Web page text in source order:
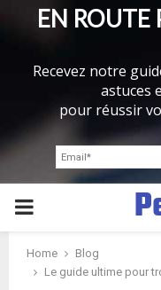
P
RHome
Blog
Le guide ultime pour
EN ROUTE
Recevez notre
astuces
pour réussir